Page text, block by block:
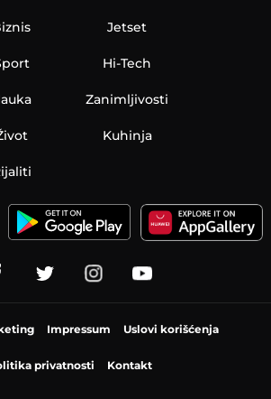
Jetset
Hi-Tech
Zanimljivosti
Kuhinja
Impressum Uslovi korišćenja
privatnosti Kontakt